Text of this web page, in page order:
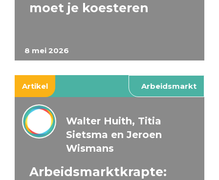
8 mei 2026
moet je koesteren
Artikel Arbeidsmarkt
Walter Huith, Titia
Sietsma en Jeroen
Wismans
Arbeidsmarktkrapte: